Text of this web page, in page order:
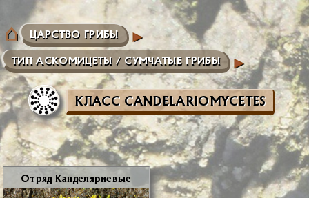
ЦАРСТВО ГРИБЫ
ТИП АСКОМИЦЕТЫ / СУМЧАТЫЕ ГРИБЫ
КЛАСС CANDELARIOMYCETES
От­ряд Кан­де­ля­ри­е­вые